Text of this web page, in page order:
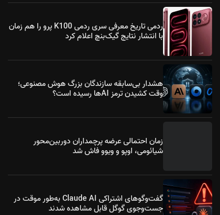
ردمی تاریخ معرفی سری ردمی K100 پرو را هم زمان
با انتشار نتایج گیک‌بنچ اعلام کرد
هشدار بی‌سابقه سازندگان بزرگ هوش مصنوعی؛
وقت کشیدن ترمز AIها رسیده است؟
زمان احتمالی عرضه پرچمداران دوربین‌محور
شیائومی، اوپو و ویوو فاش شد
گفت‌وگوهای اشتراکی Claude AI به‌طور موقت در
جست‌وجوی گوگل قابل مشاهده شدند